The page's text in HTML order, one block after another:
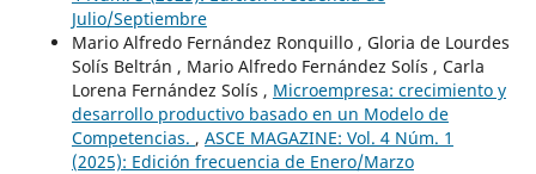
Julio/Septiembre
Mario Alfredo Fernández Ronquillo , Gloria de Lourdes
Solís Beltrán , Mario Alfredo Fernández Solís , Carla
Lorena Fernández Solís , Microempresa: crecimiento y
desarrollo productivo basado en un Modelo de
Competencias. , ASCE MAGAZINE: Vol. 4 Núm. 1
(2025): Edición frecuencia de Enero/Marzo